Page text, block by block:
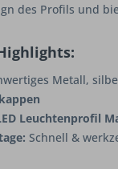
des Profils und
Metall,
Leuchtenprofil
Schnell &